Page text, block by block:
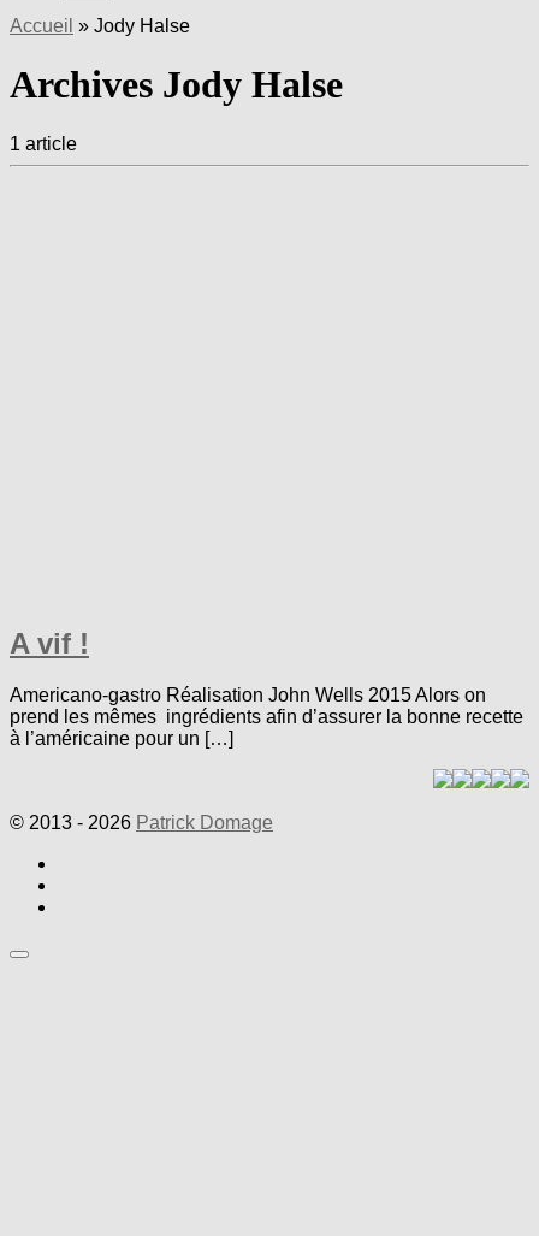
Accueil » Jody Halse
Archives Jody Halse
1 article
A vif !
Americano-gastro Réalisation John Wells 2015 Alors on
prend les mêmes ingrédients afin d’assurer la bonne recette
à l’américaine pour un […]
© 2013 - 2026 Patrick Domage